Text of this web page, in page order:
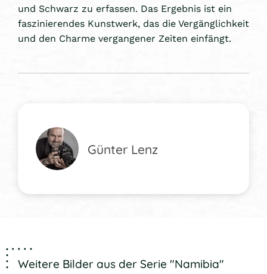
und Schwarz zu erfassen. Das Ergebnis ist ein
faszinierendes Kunstwerk, das die Vergänglichkeit
und den Charme vergangener Zeiten einfängt.
Günter Lenz
Weitere Bilder aus der Serie "Namibia"